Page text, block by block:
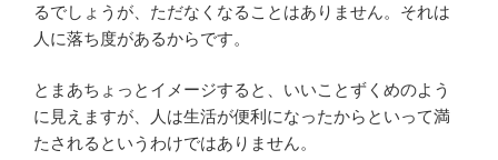
るでしょうが、ただなくなることはありません。それは
人に落ち度があるからです。
とまあちょっとイメージすると、いいことずくめのよう
に見えますが、人は生活が便利になったからといって満
たされるというわけではありません。